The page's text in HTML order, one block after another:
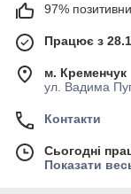
97%
Працює з
м. Кременчук
ул. Вадима
Контакти
Сьогодні
Показати